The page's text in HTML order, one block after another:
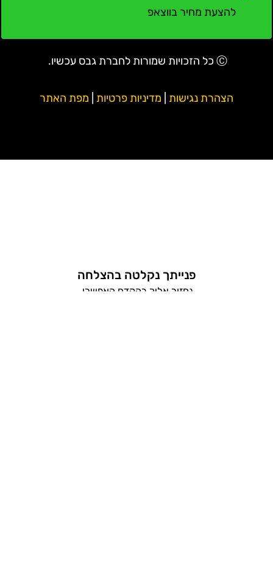
להצעת מחיר בווצאפ
Ⓒ כל הזכויות שמורות לחברת גבס עכשיו.
הצהרת נגישות| מדיניות פרטיות| מפת האתר
פנייתך נקלטה בהצלחה
נחזור אליך בהקדם האפשרי.